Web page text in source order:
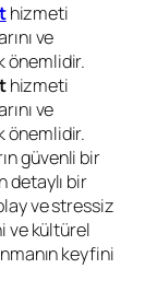
hizmeti
ve
önemlidir.
hizmeti
ve
önemlidir.
güvenli bir
detaylı bir
ve stressiz
ve kültürel
keyfini